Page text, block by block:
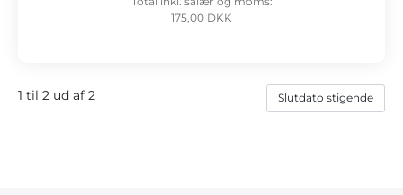
175,00 DKK
1 til 2 ud af 2